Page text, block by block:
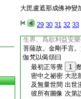
大毘盧遮那成佛神變
29 30 31 32 33
解脱於業生 生等
復次祕密主諦聽。
位。威驗現前。三
生界。爲欲利益安
菩薩故。金剛手言
伽梵以偈頌曰
最初正等覺
1
密中之祕密 大悲
及無量世間 出世
彼所有圖像 次第